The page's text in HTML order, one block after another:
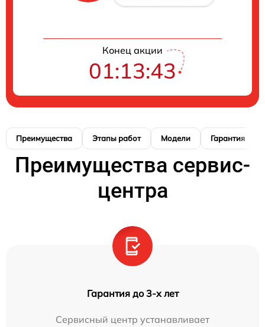
Конец акции
01:13:42
Преимущества Этапы работ Модели Гарантия
Преимущества сервис-
центра
Гарантия до 3-х лет
Сервисный центр устанавливает